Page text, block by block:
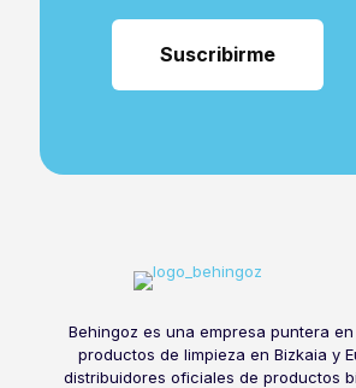
Behingoz es una empresa puntera
productos de limpieza en Bizkaia y
distribuidores oficiales de productos